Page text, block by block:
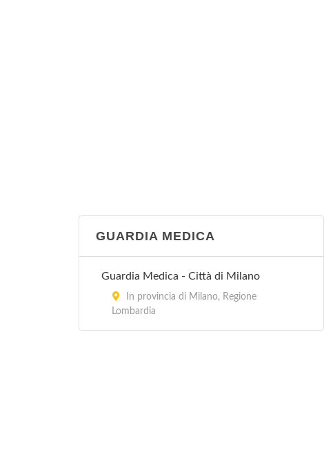
GUARDIA MEDICA
Guardia Medica - Città di Milano
In provincia di Milano, Regione
Lombardia